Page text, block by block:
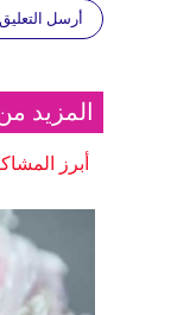
أرسل التعليق
المزيد من
أبرز